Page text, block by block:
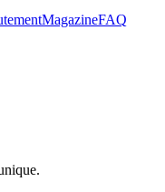
MagazineFAQ